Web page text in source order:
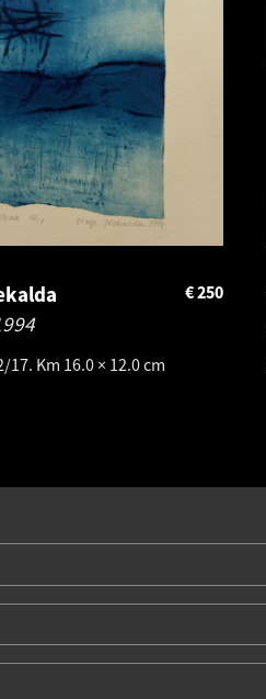
17. Km 16.0 × 12.0 cm
250
€